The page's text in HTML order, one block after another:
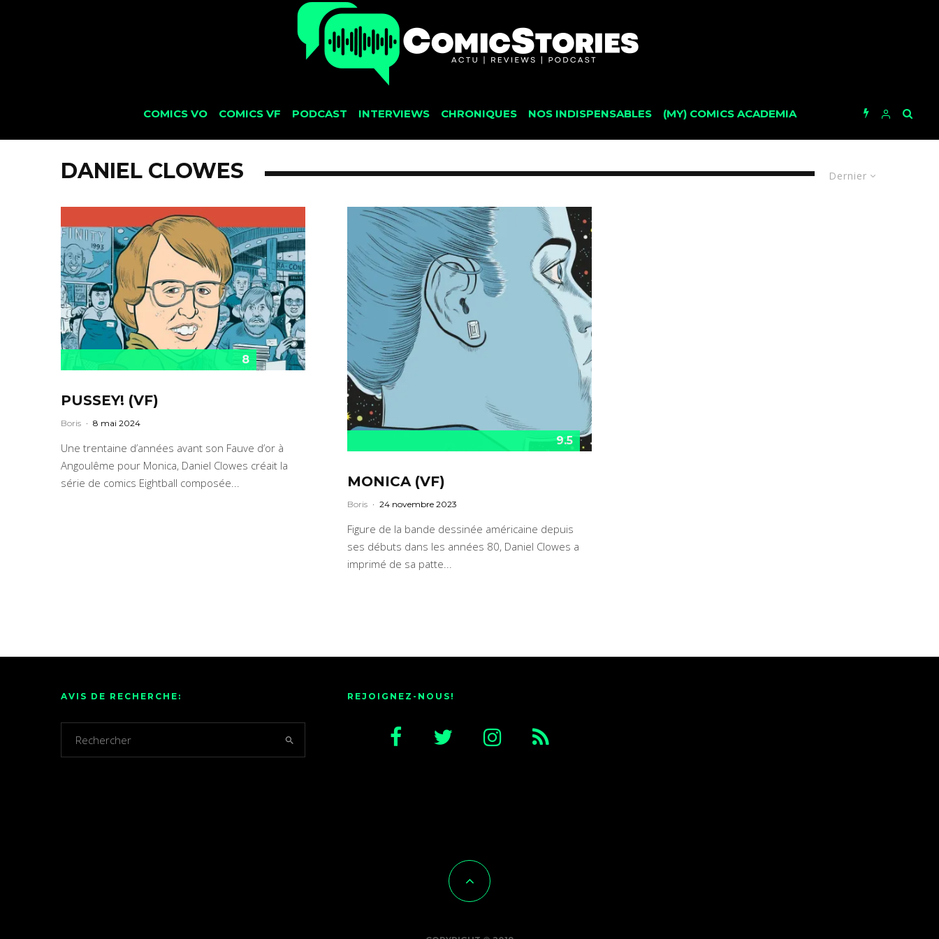
COMICS VO COMICS VF PODCAST INTERVIEWS CHRONIQUES NOS INDISPENSABLES (MY) COMICS ACADEMIA
Dernier
DANIEL CLOWES
8
PUSSEY! (VF)
Boris · 8 mai 2024
Une trentaine d’années avant son Fauve d’or à
Angoulême pour Monica, Daniel Clowes créait la
série de comics Eightball composée...
9.5
MONICA (VF)
Boris · 24 novembre 2023
Figure de la bande dessinée américaine depuis
ses débuts dans les années 80, Daniel Clowes a
imprimé de sa patte...
AVIS DE RECHERCHE: REJOIGNEZ-NOUS!